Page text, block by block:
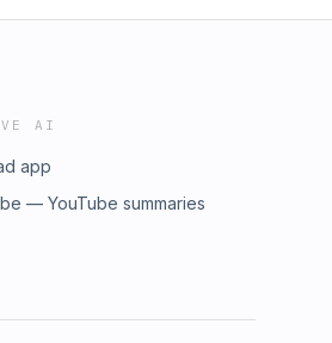
AI
app
— YouTube summaries